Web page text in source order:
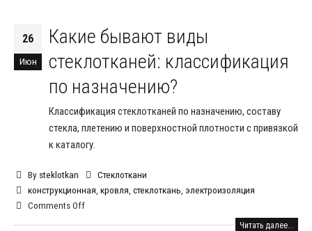
26
Июн
Какие бывают виды
стеклотканей: классификация
по назначению?
Классификация стеклотканей по назначению, составу
стекла, плетению и поверхностной плотности с привязкой
к каталогу.
By steklotkan
Стеклоткани
конструкционная кровля стеклоткань электроизоляция
Comments Off
Читать далее...